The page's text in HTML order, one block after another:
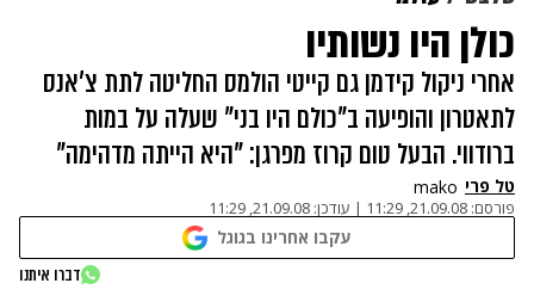
כולן היו נשותיו
אחרי ניקול קידמן גם קייטי הולמס החליטה לתת צ'אנס
לתאטרון והופיעה ב"כולם היו בני" שעלה על במות
ברודווי. הבעל טום קרוז מפרגן: "היא הייתה מדהימה"
טל פרי mako
פורסם: 21.09.08, 11:29
| עודכן: 21.09.08, 11:29
עקבו אחרינו בגוגל
דברו איתנו